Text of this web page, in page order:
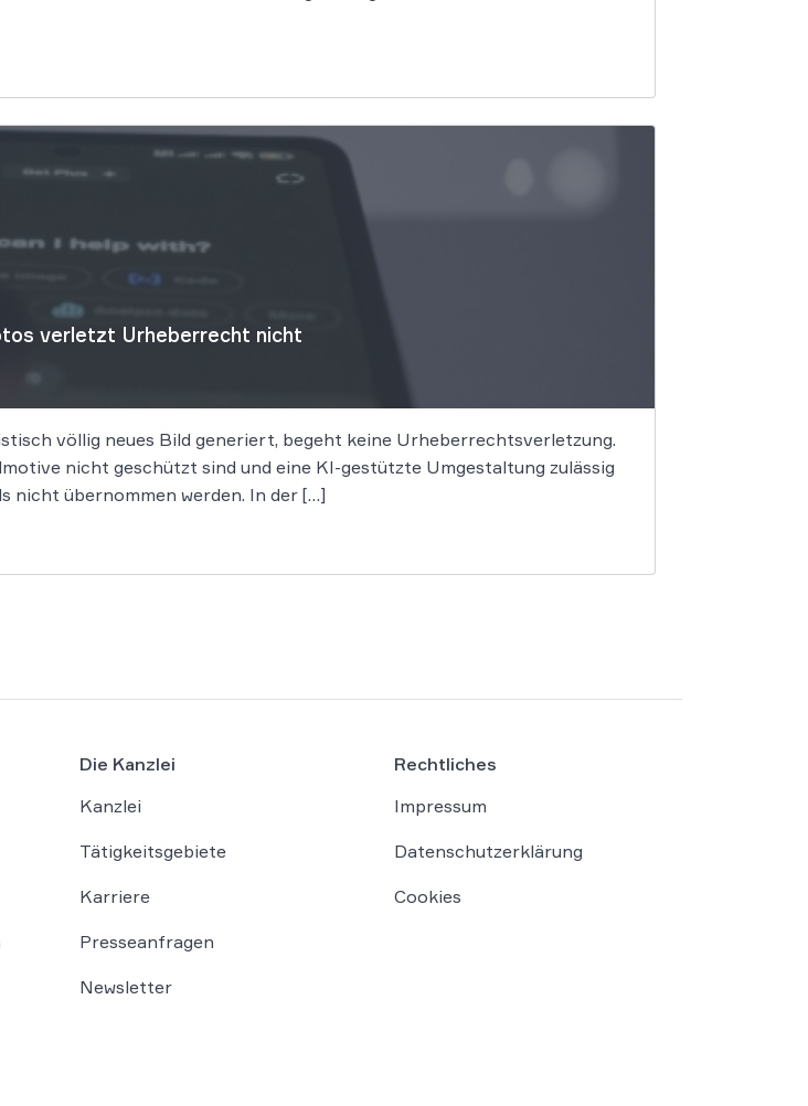
verletzt Urheberrecht nicht
völlig neues Bild generiert, begeht keine Urheberrechtsverletzung.
nicht geschützt sind und eine KI-gestützte Umgestaltung zulässig
nicht übernommen werden. In der […]
Die Kanzlei
Kanzlei
Tätigkeitsgebiete
Karriere
Presseanfragen
Newsletter
Rechtliches
Impressum
Datenschutzerklärung
Cookies